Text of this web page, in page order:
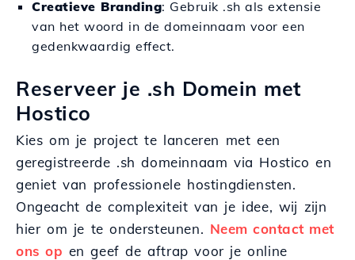
Creatieve Branding: Gebruik .sh als extensie
van het woord in de domeinnaam voor een
gedenkwaardig effect.
Reserveer je .sh Domein met
Hostico
Kies om je project te lanceren met een
geregistreerde .sh domeinnaam via Hostico en
geniet van professionele hostingdiensten.
Ongeacht de complexiteit van je idee, wij zijn
hier om je te ondersteunen. Neem contact met
ons op en geef de aftrap voor je online